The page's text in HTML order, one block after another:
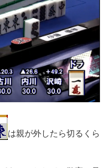
は親が外したら切るくら